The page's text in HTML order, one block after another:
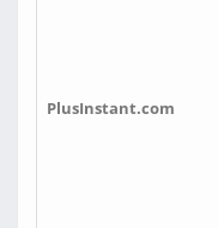
PlusInstant.com